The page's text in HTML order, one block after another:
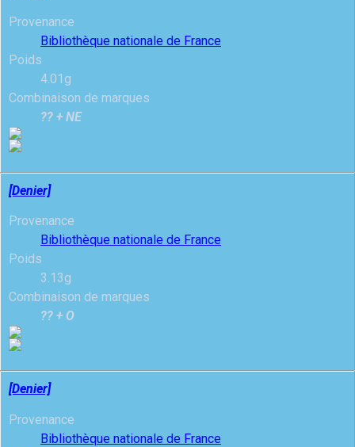
Provenance
Bibliothèque nationale de France
Poids
4.01g
Combinaison de marques
?? + NE
[Denier]
Provenance
Bibliothèque nationale de France
Poids
3.13g
Combinaison de marques
?? + O
[Denier]
Provenance
Bibliothèque nationale de France